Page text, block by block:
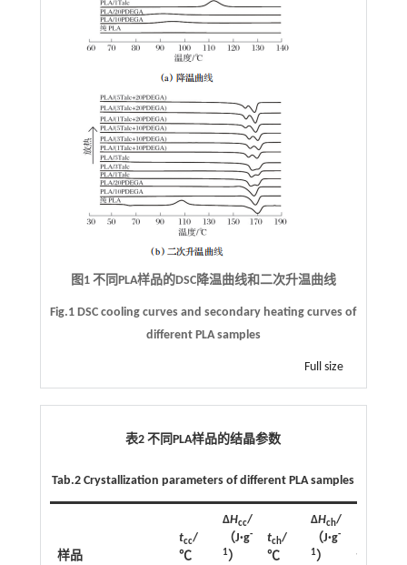
图1 不同PLA样品的DSC降温曲线和二次升温曲线
Fig.1 DSC cooling curves and secondary heating curves of
different PLA samples
Full size
表2 不同PLA样品的结晶参数
Tab.2 Crystallization parameters of different PLA samples
样品
tcc/
℃
ΔHcc/
（J·g-
1）
tch/
℃
ΔHch/
（J·g-
1） t